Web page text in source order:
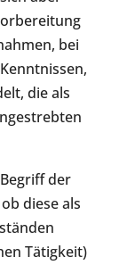
bei
die als
der
diese als
Tätigkeit)